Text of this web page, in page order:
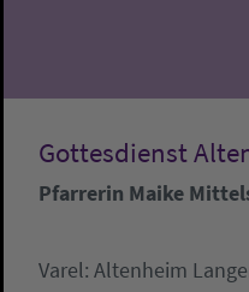
Gottesdienst
Pfarrerin Maike
Varel: Altenheim